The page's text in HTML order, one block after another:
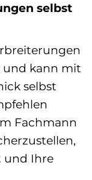
selbst
und kann mit
selbst
Fachmann
und Ihre